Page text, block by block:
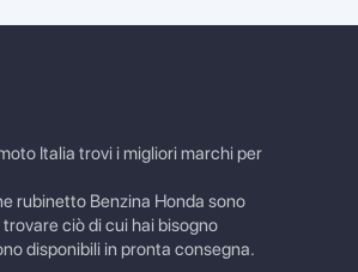
Italia trovi i migliori marchi per
rubinetto Benzina Honda sono
ciò di cui hai bisogno
disponibili in pronta consegna.